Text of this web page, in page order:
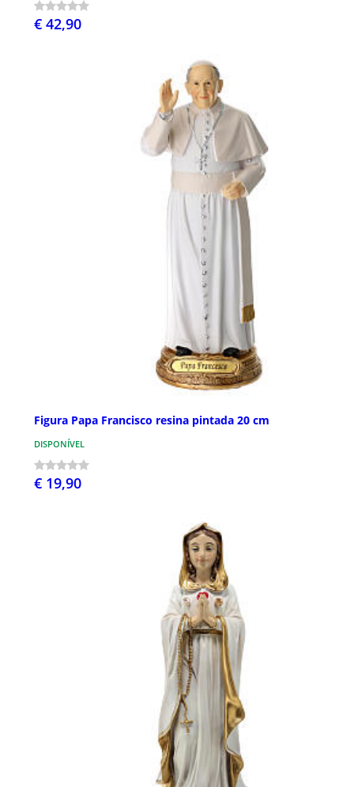
€ 42,90
Figura Papa Francisco resina pintada 20 cm
DISPONÍVEL
€ 19,90